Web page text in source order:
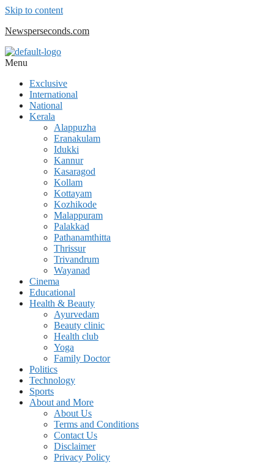
Skip to content
Newsperseconds.com
Menu
Exclusive
International
National
Kerala
Alappuzha
Eranakulam
Idukki
Kannur
Kasaragod
Kollam
Kottayam
Kozhikode
Malappuram
Palakkad
Pathanamthitta
Thrissur
Trivandrum
Wayanad
Cinema
Educational
Health & Beauty
Ayurvedam
Beauty clinic
Health club
Yoga
Family Doctor
Politics
Technology
Sports
About and More
About Us
Terms and Conditions
Contact Us
Disclaimer
Privacy Policy